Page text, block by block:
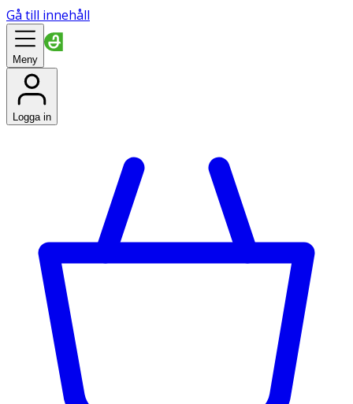
Gå till innehåll
Meny
Logga in